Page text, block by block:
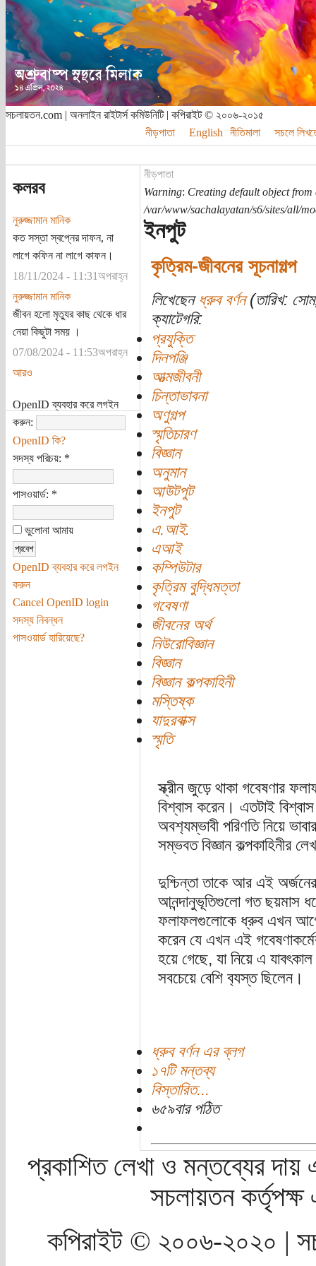
সচলায়তন.com | অনলাইন রাইটার্স কমিউনিটি | কপিরাইট © ২০০৬-২০১৫
নীড়পাতা
English নীতিমালা সচলে
কলরব
নুরুজ্জামান মানিক
কত সস্তা স্বপ্নের দাফন, না
লাগে কফিন না লাগে কাফন।
18/11/2024 - 11:31অপরাহ্ন
নুরুজ্জামান মানিক
জীবন হলো মৃত্যুর কাছ থেকে ধার
নেয়া কিছুটা সময় ।
07/08/2024 - 11:53অপরাহ্ন
আরও
OpenID ব্যবহার করে লগইন
করুন:
OpenID কি?
সদস্য পরিচয়: *
পাসওয়ার্ড: *
ভুলোনা আমায়
OpenID ব্যবহার করে লগইন
করুন
Cancel OpenID login
সদস্য নিবন্ধন
পাসওয়ার্ড হারিয়েছে?
নীড়পাতা
Warning: Creating default object from
/var/www/sachalayatan/s6/sites/all/
ইনপুট
কৃত্রিম-জীবনের সূচনাগল্প
লিখেছেন ধ্রুব বর্ণন(তারিখ:
ক্যাটেগরি:
প্রযুক্তি
দিনপঞ্জি
আত্মজীবনী
চিন্তাভাবনা
অণুগল্প
স্মৃতিচারণ
বিজ্ঞান
অনুমান
আউটপুট
ইনপুট
এ.আই.
এআই
কম্পিউটার
কৃত্রিম বুদ্ধিমত্তা
গবেষণা
জীবনের অর্থ
নিউরোবিজ্ঞান
বিজ্ঞান
বিজ্ঞান কল্পকাহিনী
মস্তিষ্ক
যাদুরবাক্স
স্মৃতি
স্ক্রীন জুড়ে থাকা গবেষণার
বিশ্বাস করেন। এতটাই
অবশ‍্যম্ভাবী পরিণতি নিয়ে
সম্ভবত বিজ্ঞান কল্পকাহিনীর
দুশ্চিন্তা তাকে আর এই অর্জনের
আনন্দানুভূতিগুলো গত ছয়মাস
ফলাফলগুলোকে ধ্রুব এখন
করেন যে এখন এই
হয়ে গেছে, যা নিয়ে এ
সবচেয়ে বেশি ব‍্যস্ত ছিলেন।
ধ্রুব বর্ণন এর ব্লগ
১৭টি মন্তব্য
বিস্তারিত...
৬৫৯বার পঠিত
প্রকাশিত লেখা ও মন্তব্যের দায়
সচলায়তন
কপিরাইট © ২০০৬-২০২০ |